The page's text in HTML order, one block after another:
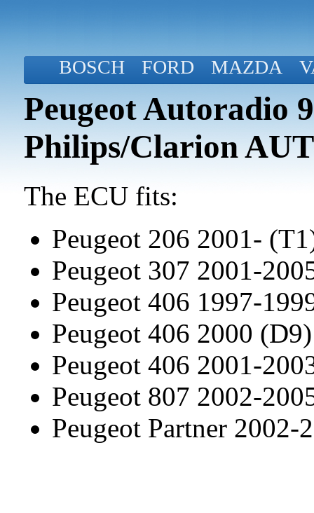
BOSCH FORD MAZDA
Peugeot Autoradio
Philips/Clarion
The ECU fits:
Peugeot 206 2001-
Peugeot 307 2001-
Peugeot 406 1997-
Peugeot 406 2000 (D9)
Peugeot 406 2001-
Peugeot 807 2002-
Peugeot Partner 2002-